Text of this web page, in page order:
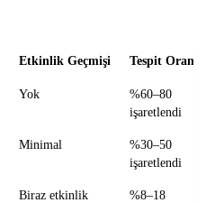
Etkinlik Geçmişi Tespit Oranı
Yok
%60–80
işaretlendi
Minimal
%30–50
işaretlendi
Biraz etkinlik
%8–18